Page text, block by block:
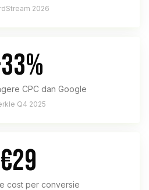
2026
CPC dan Google
Q4 2025
€29
cost per conversie